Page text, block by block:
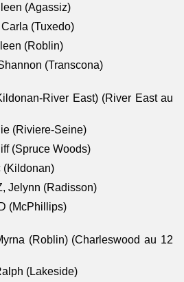
(Agassiz)
(Tuxedo)
(Roblin)
(Transcona)
River East) (River East au
(Riviere-Seine)
(Spruce Woods)
(Kildonan)
Jelynn (Radisson)
(McPhillips)
(Roblin) (Charleswood au 12
(Lakeside)